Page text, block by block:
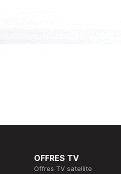
OFFRES TV
Offres TV satellite